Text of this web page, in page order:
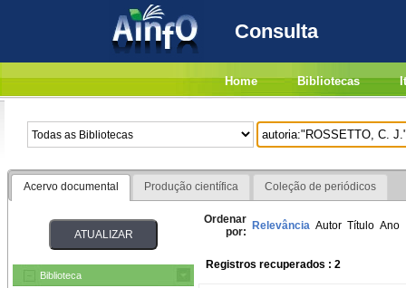
Consulta
Home Bibliotecas
Acervo documental Produção científica Coleção de periódicos
Biblioteca
Ordenar
por: Relevância Autor Título Ano
Registros recuperados : 2